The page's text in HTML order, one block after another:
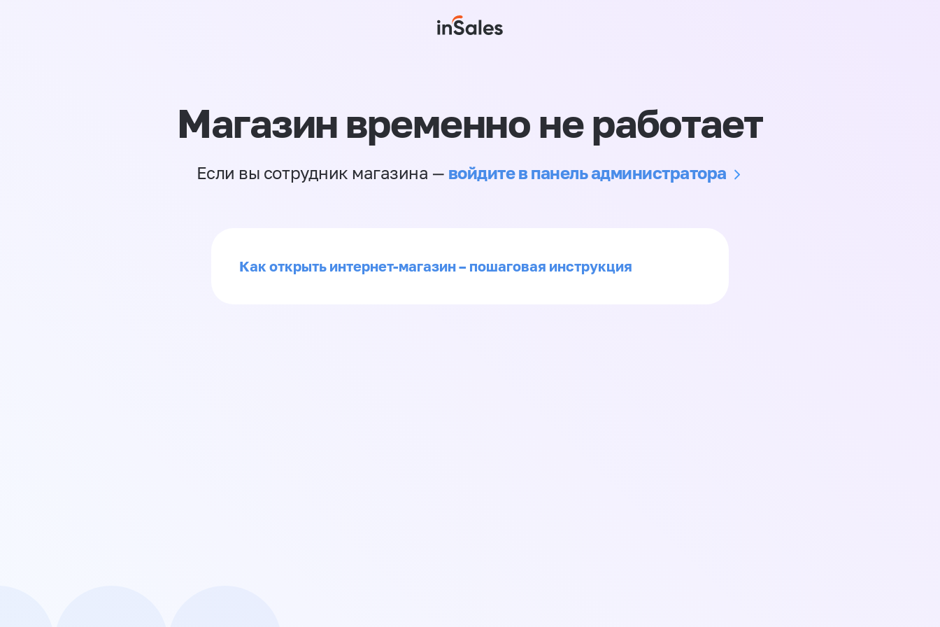
Магазин временно не работает
Если вы сотрудник магазина — войдите в панель администратора
Как открыть интернет-магазин – пошаговая инструкция